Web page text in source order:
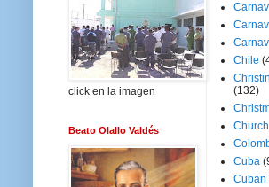
click en la imagen
Beato Olallo Valdés
Chile
(132)
Church
Cuba
Cuban